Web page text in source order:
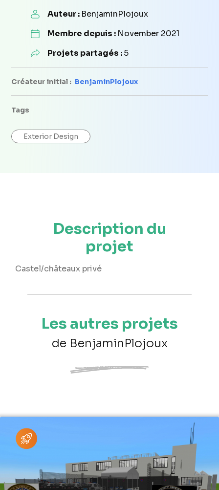
Auteur : BenjaminPlojoux
Membre depuis : November 2021
Projets partagés :5
Créateur initial : BenjaminPlojoux
Tags
Exterior Design
Description du
projet
Castel/châteaux privé
Les autres projets
de BenjaminPlojoux